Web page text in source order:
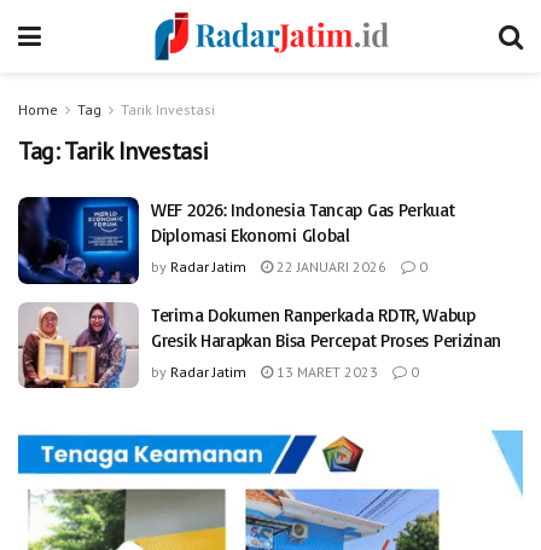
Home Tag Tarik Investasi
Tag:Tarik Investasi
WEF 2026: Indonesia Tancap Gas Perkuat
Diplomasi Ekonomi Global
by Radar Jatim 22 JANUARI 2026 0
Terima Dokumen Ranperkada RDTR, Wabup
Gresik Harapkan Bisa Percepat Proses Perizinan
by Radar Jatim 13 MARET 2023 0